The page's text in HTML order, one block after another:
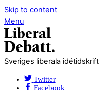
Skip to content
Menu
Sveriges liberala idétidskrift
Twitter
Facebook